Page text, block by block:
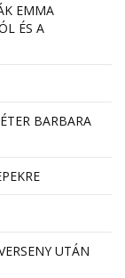
EMMA
ÉS A
BARBARA
UTÁN